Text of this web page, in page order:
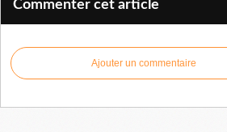
Commenter cet article
Ajouter un commentaire